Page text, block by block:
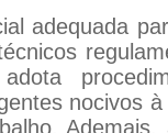
adequada
nocivos